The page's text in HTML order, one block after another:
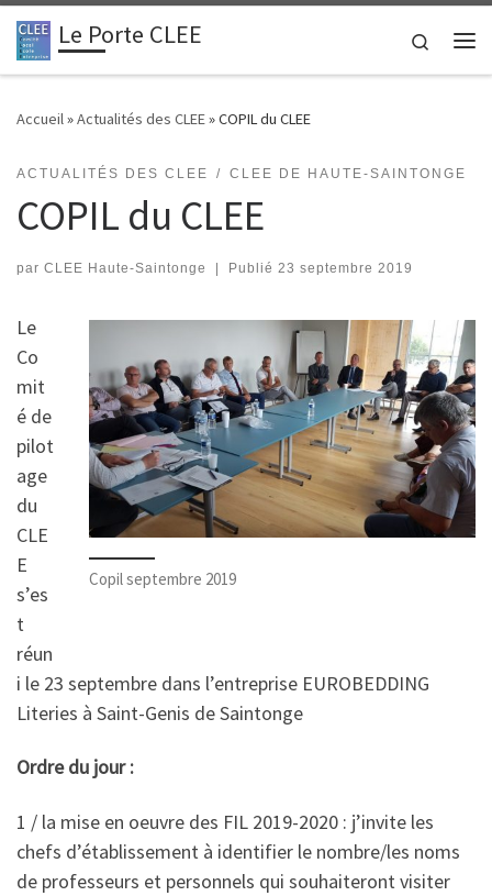
Passer au contenu
Le Porte CLEE
Search
Accueil»Actualités des CLEE»COPIL du CLEE
ACTUALITÉS DES CLEE CLEE DE HAUTE-SAINTONGE
COPIL du CLEE
par CLEE Haute-Saintonge | Publié 23 septembre 2019
Copil septembre 2019
Le
Co
mit
é de
pilot
age
du
CLE
E
s’es
t
réun
i le 23 septembre dans l’entreprise EUROBEDDING
Literies à Saint-Genis de Saintonge
Ordre du jour :
1 / la mise en oeuvre des FIL 2019-2020 : j’invite les
chefs d’établissement à identifier le nombre/les noms
de professeurs et personnels qui souhaiteront visiter